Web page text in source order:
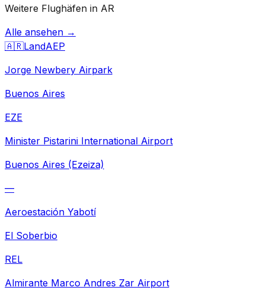
Weitere Flughäfen in AR
Alle ansehen →
🇦🇷LandAEP
Jorge Newbery Airpark
Buenos Aires
EZE
Minister Pistarini International Airport
Buenos Aires (Ezeiza)
—
Aeroestación Yabotí
El Soberbio
REL
Almirante Marco Andres Zar Airport